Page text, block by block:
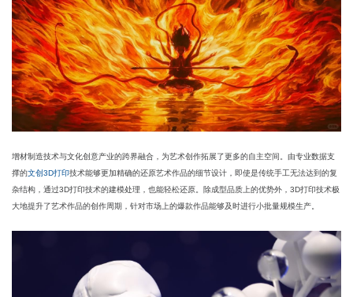
增材制造技术与文化创意产业的跨界融合，为艺术创作拓展了更多的自主空间。由专业数据支
撑的文创3D打印技术能够更加精确的还原艺术作品的细节设计，即使是传统手工无法达到的复
杂结构，通过3D打印技术的建模处理，也能轻松还原。除成型品质上的优势外，3D打印技术极
大地提升了艺术作品的创作周期，针对市场上的爆款作品能够及时进行小批量规模生产。